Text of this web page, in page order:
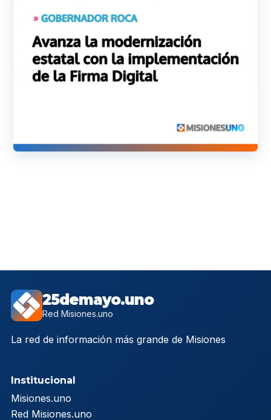
25demayo.uno
Red Misiones.uno
La red de información más grande de Misiones
Institucional
Misiones.uno
Red Misiones.uno